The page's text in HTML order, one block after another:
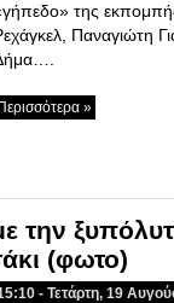
της
Παναγιώτη
Περισσότερα »
την
(φωτο)
- Τετάρτη, 19